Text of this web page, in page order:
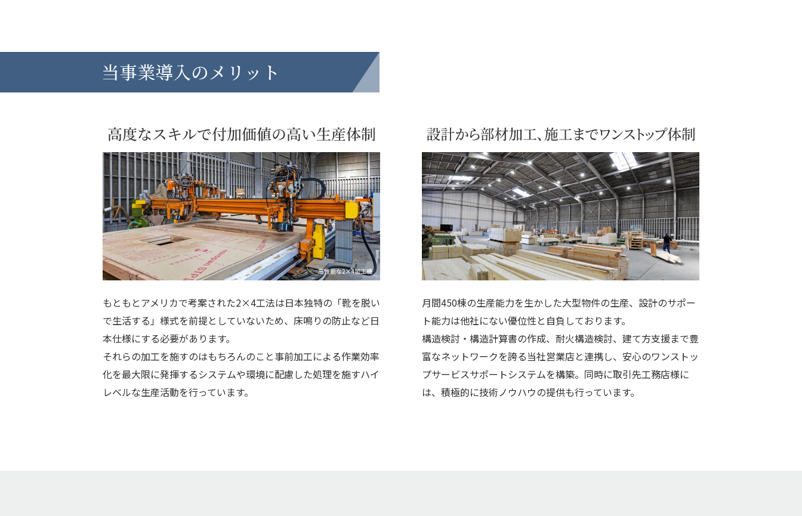
当事業導入のメリット
もともとアメリカで考案された2×4工法は日本独特の「靴を脱い
で生活する」様式を前提としていないため、床鳴りの防止など日
本仕様にする必要があります。
それらの加工を施すのはもちろんのこと事前加工による作業効率
化を最大限に発揮するシステムや環境に配慮した処理を施すハイ
レベルな生産活動を行っています。
月間450棟の生産能力を生かした大型物件の生産、設計のサポー
ト能力は他社にない優位性と自負しております。
構造検討・構造計算書の作成、耐火構造検討、建て方支援まで豊
富なネットワークを誇る当社営業店と連携し、安心のワンストッ
プサービスサポートシステムを構築。同時に取引先工務店様に
は、積極的に技術ノウハウの提供も行っています。